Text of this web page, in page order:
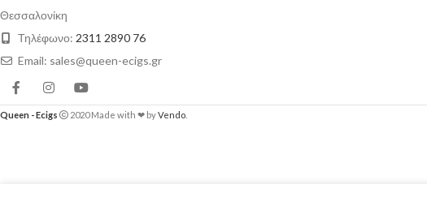
Θεσσαλονίκη
Τηλέφωνο: 2311 2890 76
Email: sales@queen-ecigs.gr
Queen - Ecigs 2020 Made with ❤ byVendo